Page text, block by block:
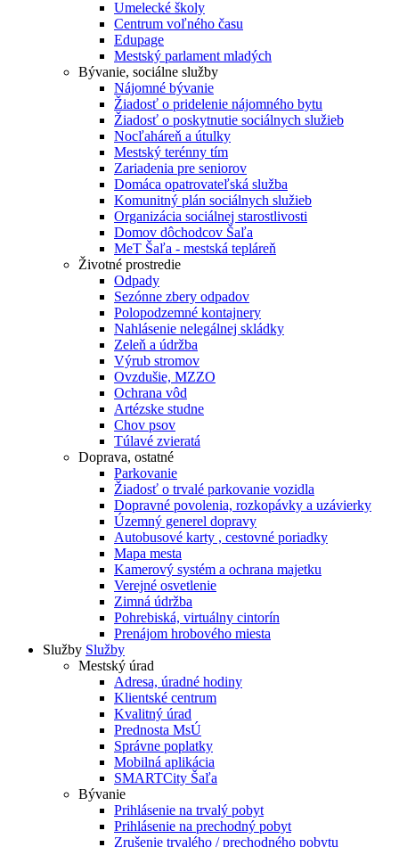
Umelecké školy
Centrum voľného času
Edupage
Mestský parlament mladých
Bývanie, sociálne služby
Nájomné bývanie
Žiadosť o pridelenie nájomného bytu
Žiadosť o poskytnutie sociálnych služieb
Nocľaháreň a útulky
Mestský terénny tím
Zariadenia pre seniorov
Domáca opatrovateľská služba
Komunitný plán sociálnych služieb
Organizácia sociálnej starostlivosti
Domov dôchodcov Šaľa
MeT Šaľa - mestská tepláreň
Životné prostredie
Odpady
Sezónne zbery odpadov
Polopodzemné kontajnery
Nahlásenie nelegálnej skládky
Zeleň a údržba
Výrub stromov
Ovzdušie, MZZO
Ochrana vôd
Artézske studne
Chov psov
Túlavé zvieratá
Doprava, ostatné
Parkovanie
Žiadosť o trvalé parkovanie vozidla
Dopravné povolenia, rozkopávky a uzávierky
Územný generel dopravy
Autobusové karty , cestovné poriadky
Mapa mesta
Kamerový systém a ochrana majetku
Verejné osvetlenie
Zimná údržba
Pohrebiská, virtuálny cintorín
Prenájom hrobového miesta
Služby Služby
Mestský úrad
Adresa, úradné hodiny
Klientské centrum
Kvalitný úrad
Prednosta MsÚ
Správne poplatky
Mobilná aplikácia
SMARTCity Šaľa
Bývanie
Prihlásenie na trvalý pobyt
Prihlásenie na prechodný pobyt
Zrušenie trvalého / prechodného pobytu